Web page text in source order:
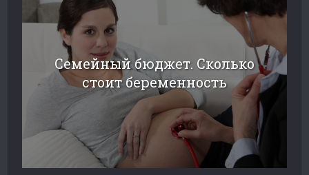
Семейный бюджет. Сколько
стоит беременность